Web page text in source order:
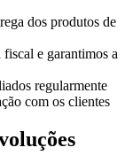
dos produtos de
e garantimos a
regularmente
com os clientes